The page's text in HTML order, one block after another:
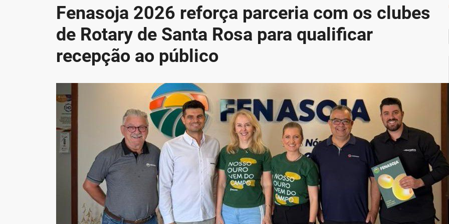
Fenasoja 2026 reforça parceria com os clubes
de Rotary de Santa Rosa para qualificar
recepção ao público